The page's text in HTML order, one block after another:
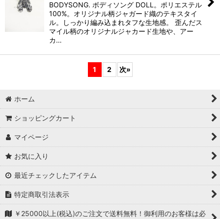
BODYSONG. ボディソング DOLL。ポリエステル
100%。オリジナル柄ジャガード織のテキスタイ
ル。しっかり編み込まれタフな生地感。 歪んだス
マイル柄のオリジナルジャカード生地や、アー
カ…
1 2 次»
ホーム
ショッピングカート
マイページ
お気に入り
最近チェックしたアイテム
特定商取引法表示
￥25000以上(税込)のご注文で送料無料！御利用のお客様は必